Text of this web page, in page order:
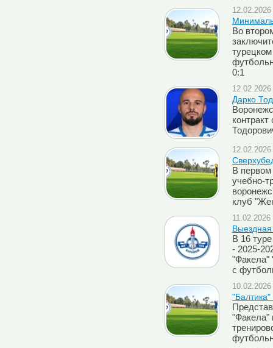
Во
0:1
Дарко
В
учебно-
клуб
В 16
- 2025-
"Факела"
с
"Факела"